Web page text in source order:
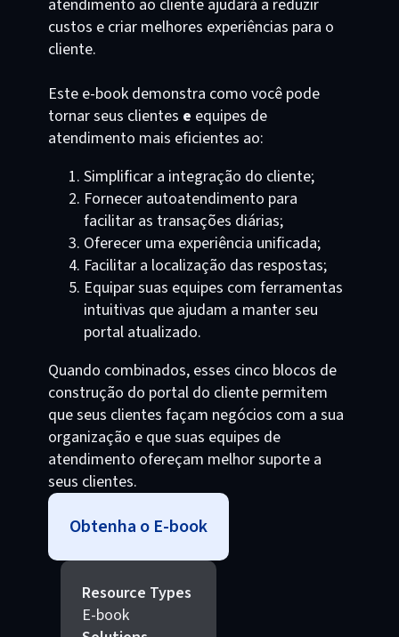
atendimento ao cliente ajudará a reduzir
custos e criar melhores experiências para o
cliente.
Este e-book demonstra como você pode
tornar seus clientes e equipes de
atendimento mais eficientes ao:
Simplificar a integração do cliente;
Fornecer autoatendimento para
facilitar as transações diárias;
Oferecer uma experiência unificada;
Facilitar a localização das respostas;
Equipar suas equipes com ferramentas
intuitivas que ajudam a manter seu
portal atualizado.
Quando combinados, esses cinco blocos de
construção do portal do cliente permitem
que seus clientes façam negócios com a sua
organização e que suas equipes de
atendimento ofereçam melhor suporte a
seus clientes.
Obtenha o E-book
Resource Types
E-book